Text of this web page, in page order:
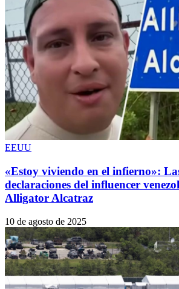
EEUU
«Estoy viviendo en el infierno»:
declaraciones del influencer
Alligator Alcatraz
10 de agosto de 2025